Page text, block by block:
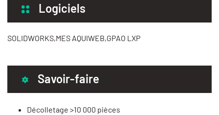
Logiciels
SOLIDWORKS,MES AQUIWEB,GPAO LXP
Savoir-faire
Décolletage >10 000 pièces